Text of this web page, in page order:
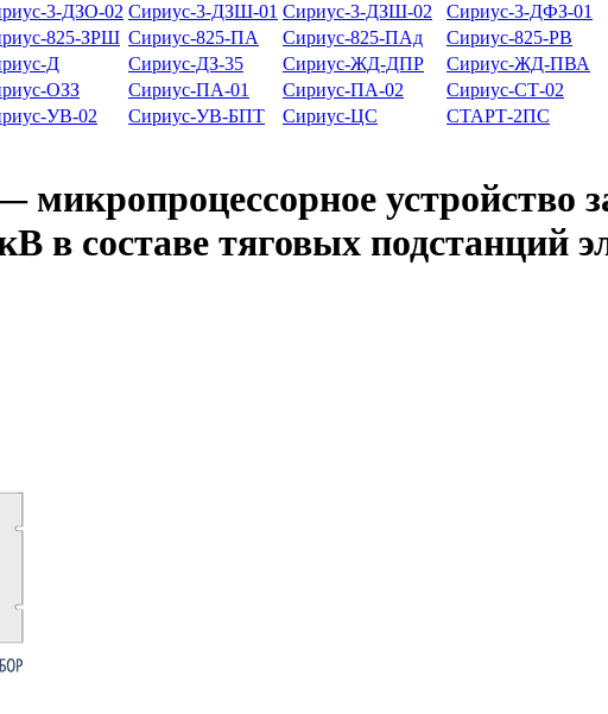
3-ДЗО-02 Сириус-3-ДЗШ-01 Сириус-3-ДЗШ-02 Сириус-3-ДФЗ-01
825-ЗРШ Сириус-825-ПА Сириус-825-ПАд Сириус-825-РВ
Д Сириус-ДЗ-35 Сириус-ЖД-ДПР Сириус-ЖД-ПВА
ОЗЗ Сириус-ПА-01 Сириус-ПА-02 Сириус-СТ-02
УВ-02 Сириус-УВ-БПТ Сириус-ЦС СТАРТ-2ПС
устройство
в составе тяговых подстанций